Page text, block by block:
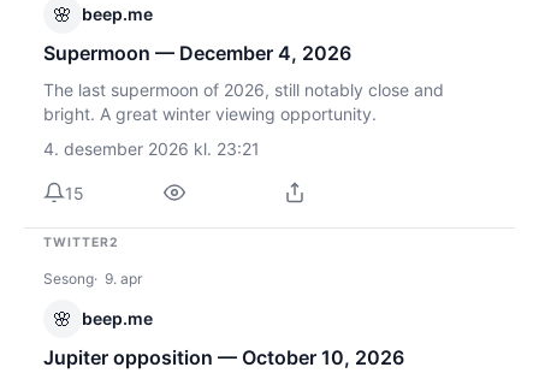
🌸 beep.me
Supermoon — December 4, 2026
The last supermoon of 2026, still notably close and
bright. A great winter viewing opportunity.
4. desember 2026 kl. 23:21
15
TWITTER2
Sesong 9. apr
🌸 beep.me
Jupiter opposition — October 10, 2026